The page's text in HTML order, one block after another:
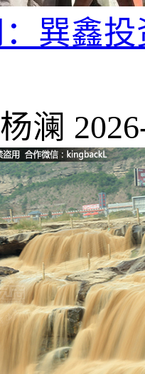
巽鑫
杨澜